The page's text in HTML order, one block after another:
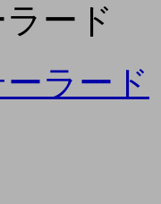
ード
ラード